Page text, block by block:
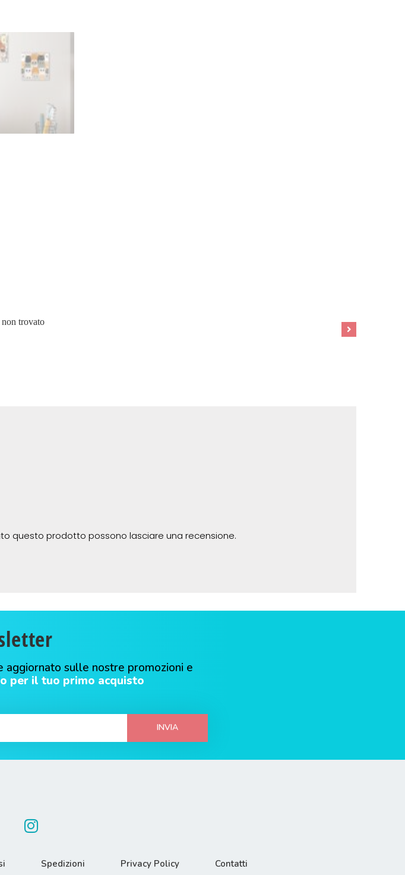
trovato
questo prodotto possono lasciare una recensione.
sulle nostre promozioni e
per il tuo primo acquisto
INVIA
Spedizioni Privacy Policy Contatti